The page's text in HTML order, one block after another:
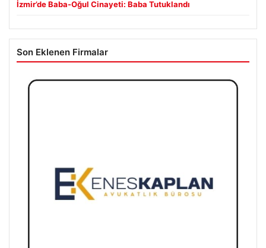
İzmir’de Baba-Oğul Cinayeti: Baba Tutuklandı
Son Eklenen Firmalar